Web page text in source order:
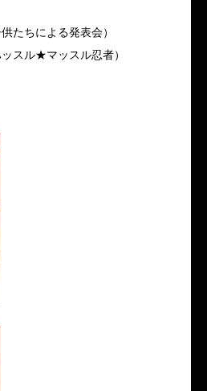
たちによる発表会）
スル★マッスル忍者）